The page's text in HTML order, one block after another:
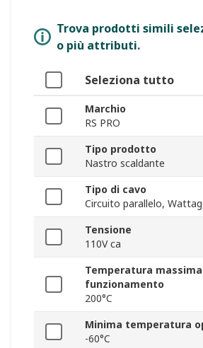
Trova prodotti simili
o più attributi.
Seleziona tutto
Marchio
RS PRO
Tipo prodotto
Nastro scaldante
Tipo di cavo
Circuito parallelo,
Tensione
110V ca
Temperatura
funzionamento
200°C
Minima temperatura
-60°C